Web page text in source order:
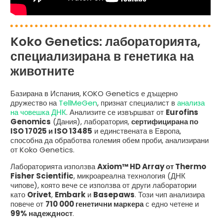
Koko Genetics: лабораторията,
специализирана в генетика на
животните
Базирана в Испания, KOKO Genetics е дъщерно
дружество наTellMeGen, признат специалист ванализа
на човешка ДНК. Анализите се извършват от Eurofins
Genomics (Дания), лаборатория,сертифицирана по
ISO 17025 и ISO 13485 и единствената в Европа,
способна да обработва големия обем проби, анализирани
от Koko Genetics.
Лабораторията използваAxiom™ HD Array от Thermo
Fisher Scientific, микроареална технология (ДНК
чипове), която вече се използва от други лаборатории
като Orivet, Embark и Basepaws. Този чип анализира
повече от 710 000 генетични маркерас едно четене и
99% надеждност.